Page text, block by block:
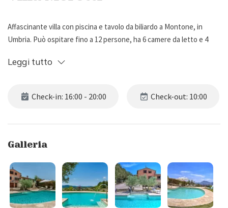
Affascinante villa con piscina e tavolo da biliardo a Montone, in
Umbria. Può ospitare fino a 12 persone, ha 6 camere da letto e 4
più belli d'Italia, nella campagna umbra. Circondata da un giardino
attrezzato con tavolo da pranzo per 10 persone mentre l'altro
funge da area lounge con divanetto e sedute, ideale per rilassarsi
sorseggiando un buon bicchiere di vino.
Tra gli spazi esterni troviamo una bellissima piscina (9,5 x 5 m),
aperta dal 1° Maggio al 30 Settembre e dotata di: lettini,
Leggi tutto
Check-in: 16:00 - 20:00 Check-out: 10:00
Galleria